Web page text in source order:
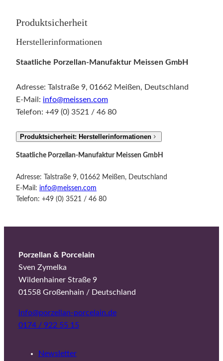
Produktsicherheit
Herstellerinformationen
Staatliche Porzellan-Manufaktur Meissen GmbH
Adresse: Talstraße 9, 01662 Meißen, Deutschland
E-Mail: info@meissen.com
Telefon: +49 (0) 3521 / 46 80
Produktsicherheit: Herstellerinformationen
Staatliche Porzellan-Manufaktur Meissen GmbH
Adresse: Talstraße 9, 01662 Meißen, Deutschland
E-Mail: info@meissen.com
Telefon: +49 (0) 3521 / 46 80
Porzellan & Porcelain
Sven Zymelka
Wildenhainer Straße 9
01558 Großenhain / Deutschland
info@porzellan-porcelain.de
0174 / 922 55 15
Newsletter